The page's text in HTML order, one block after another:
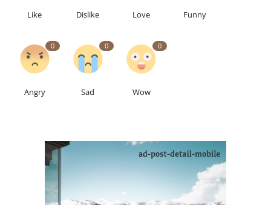
Like Dislike Love Funny
0
Angry
0
Sad
0
Wow